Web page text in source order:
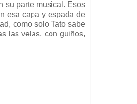
su parte musical. Esos
esa capa y espada de
como solo Tato sabe
las velas, con guiños,